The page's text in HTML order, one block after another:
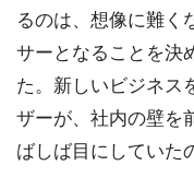
るのは、想像に難く
サーとなることを決
た。新しいビジネス
ザーが、社内の壁を
ばしば目にしていた